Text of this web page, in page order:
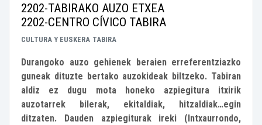
2202-TABIRAKO AUZO ETXEA
2202-CENTRO CÍVICO TABIRA
CULTURA Y EUSKERA TABIRA
Durangoko auzo gehienek beraien erreferentziazko
guneak dituzte bertako auzokideak biltzeko. Tabiran
aldiz ez dugu mota honeko azpiegitura itxirik
auzotarrek bilerak, ekitaldiak, hitzaldiak…egin
ditzaten. Dauden azpiegiturak ireki (Intxaurrondo,